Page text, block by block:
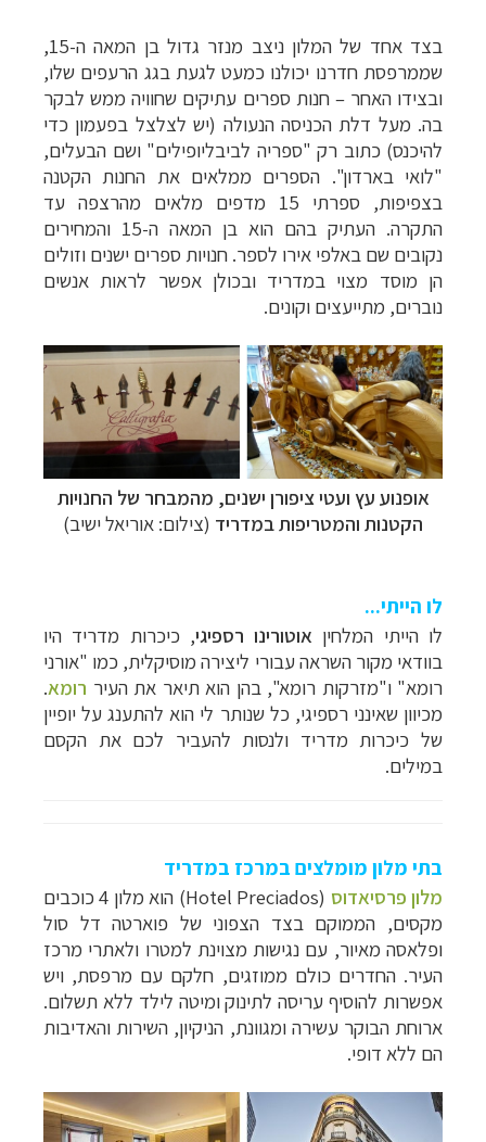
בצד אחד של המלון ניצב מנזר גדול בן המאה ה-15,
שממרפסת חדרנו יכולנו כמעט לגעת בגג הרעפים שלו,
ובצידו האחר – חנות ספרים עתיקים שחוויה ממש לבקר
בה. מעל דלת הכניסה הנעולה (יש לצלצל בפעמון כדי
להיכנס) כתוב רק "ספריה לביבליופילים" ושם הבעלים,
"לואי בארדון". הספרים ממלאים את החנות הקטנה
בצפיפות, ספרתי 15 מדפים מלאים מהרצפה עד
התקרה. העתיק בהם הוא בן המאה ה-15 והמחירים
נקובים שם באלפי אירו לספר. חנויות ספרים ישנים וזולים
הן מוסד מצוי במדריד ובכולן אפשר לראות אנשים
נוברים, מתייעצים וקונים.
אופנוע עץ ועטי ציפורן ישנים, מהמבחר של החנויות
הקטנות והמטריפות במדריד (צילום: אוריאל ישיב)
לו הייתי...
לו הייתי המלחין אוטורינו רספיגי, כיכרות מדריד היו
בוודאי מקור השראה עבורי ליצירה מוסיקלית, כמו "אורני
רומא" ו"מזרקות רומא", בהן הוא תיאר את העיר רומא.
מכיוון שאינני רספיגי, כל שנותר לי הוא להתענג על יופיין
של כיכרות מדריד ולנסות להעביר לכם את הקסם
במילים.
בתי מלון מומלצים במרכז במדריד
מלון פרסיאדוס (
Hotel Preciados
) הוא מלון 4 כוכבים
מקסים, הממוקם בצד הצפוני של פוארטה דל סול
ופלאסה מאיור, עם נגישות מצוינת למטרו ולאתרי מרכז
העיר. החדרים כולם ממוזגים, חלקם עם מרפסת, ויש
אפשרות להוסיף עריסה לתינוק ומיטה לילד ללא תשלום.
ארוחת הבוקר עשירה ומגוונת, הניקיון, השירות והאדיבות
הם ללא דופי.